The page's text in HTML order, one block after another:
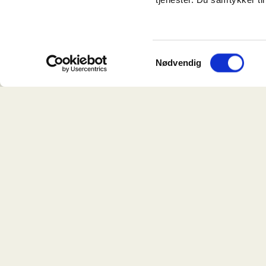
Samtykkevalg
Nødvendig
deres karakter
Mindet i
Boulevard i